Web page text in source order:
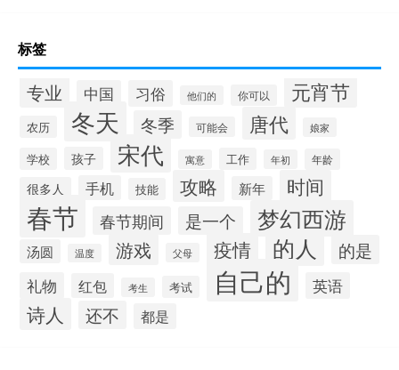
标签
专业 中国 习俗 他们的 你可以 元宵节
农历 冬天 冬季 可能会 唐代 娘家
学校 孩子 宋代 寓意 工作 年初 年龄
很多人 手机 技能 攻略 新年 时间
春节 春节期间 是一个 梦幻西游
汤圆 温度 游戏 父母 疫情 的人 的是
礼物 红包 考生 考试 自己的 英语
诗人 还不 都是